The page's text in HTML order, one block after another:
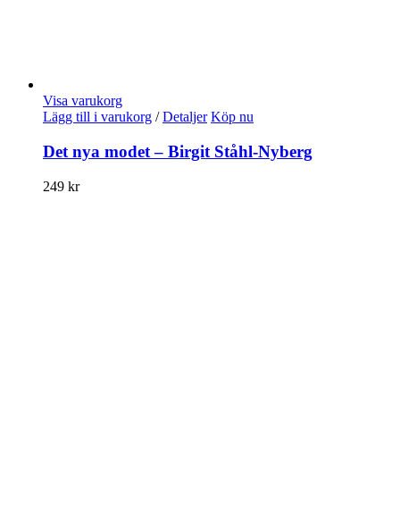
Visa varukorg
Lägg till i varukorg / Detaljer Köp nu
Det nya modet – Birgit Ståhl-Nyberg
249 kr